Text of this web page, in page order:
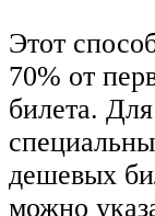
Этот
70% от
билета.
дешевых
можно